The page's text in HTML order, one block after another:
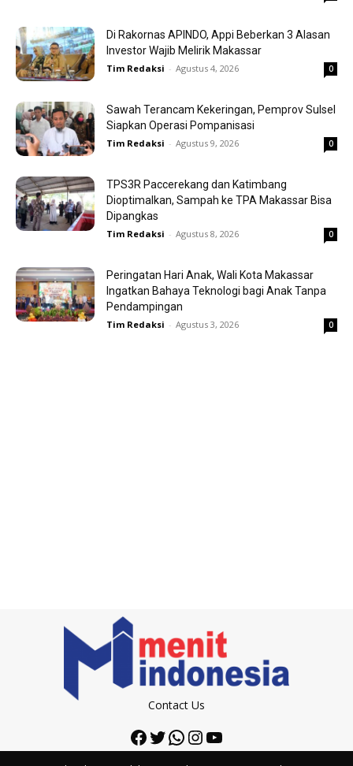
Di Rakornas APINDO, Appi Beberkan 3 Alasan
Investor Wajib Melirik Makassar
Tim Redaksi - Agustus 4, 2026 0
Sawah Terancam Kekeringan, Pemprov Sulsel
Siapkan Operasi Pompanisasi
Tim Redaksi - Agustus 9, 2026 0
TPS3R Paccerekang dan Katimbang
Dioptimalkan, Sampah ke TPA Makassar Bisa
Dipangkas
Tim Redaksi - Agustus 8, 2026 0
Peringatan Hari Anak, Wali Kota Makassar
Ingatkan Bahaya Teknologi bagi Anak Tanpa
Pendampingan
Tim Redaksi - Agustus 3, 2026 0
Contact Us
Facebook
Twitter
WhatsApp
Instagram
YouTube